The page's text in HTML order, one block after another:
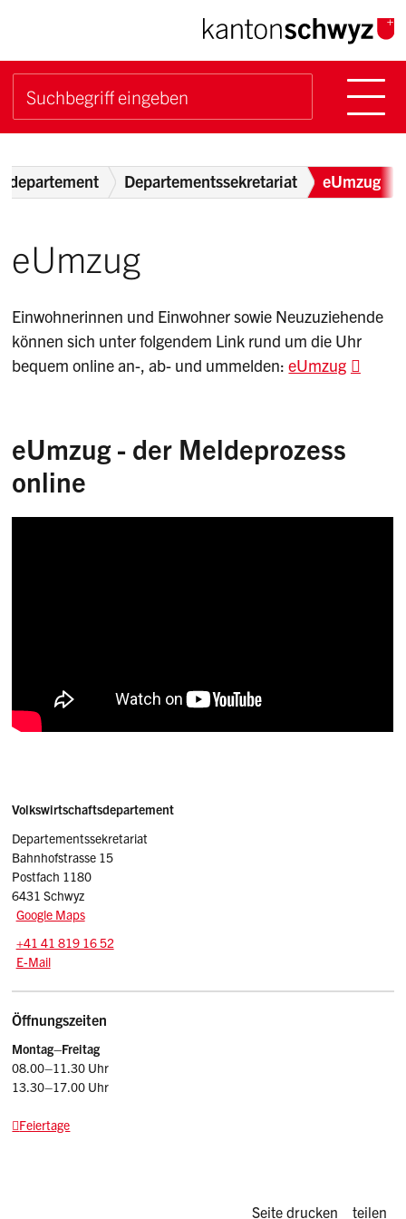
Navigieren im Kanton
Schnellnavigation
Suchbegriff
Breadcrumb
Departementssekretariat eUmzug
eUmzug
Einwohnerinnen und Einwohner sowie Neuzuziehende
können sich unter folgendem Link rund um die Uhr
bequem online an-, ab- und ummelden:eUmzug
eUmzug - der Meldeprozess
online
Sidebar
Adresse
Volkswirtschaftsdepartement
Departementssekretariat
Bahnhofstrasse 15
Postfach 1180
6431 Schwyz
Google Maps
Tel.:
+41 41 819 16 52
E-Mail: vd
E-Mail
Öffnungszeiten
Montag–Freitag
08.00–11.30 Uhr
13.30–17.00 Uhr
Feiertage
Seite drucken teilen